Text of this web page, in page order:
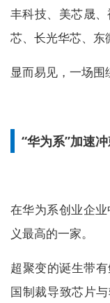
丰科技、美芯晟
芯、长光华芯、东
显而易见，一场围
“华为系”加速
在华为系创业企
义最高的一家。
超聚变的诞生带
国制裁导致芯片